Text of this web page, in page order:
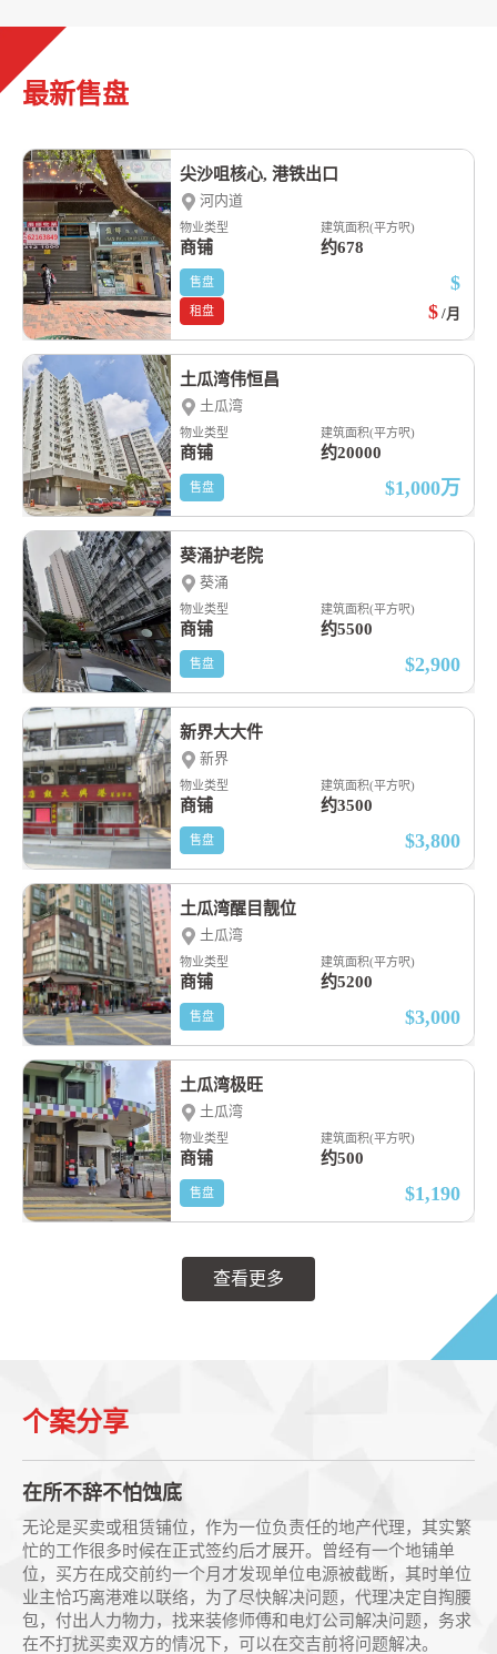
最新售盘
查看更多
尖沙咀核心, 港铁出口
河内道
物业类型
商铺
建筑面积(平方呎)
约678
售盘 $
租盘 $ /月
土瓜湾伟恒昌
土瓜湾
物业类型
商铺
建筑面积(平方呎)
约20000
售盘 $1,000万
葵涌护老院
葵涌
物业类型
商铺
建筑面积(平方呎)
约5500
售盘 $2,900
新界大大件
新界
物业类型
商铺
建筑面积(平方呎)
约3500
售盘 $3,800
土瓜湾醒目靓位
土瓜湾
物业类型
商铺
建筑面积(平方呎)
约5200
售盘 $3,000
土瓜湾极旺
土瓜湾
物业类型
商铺
建筑面积(平方呎)
约500
售盘 $1,190
个案分享
在所不辞不怕蚀底
无论是买卖或租赁铺位，作为一位负责任的地产代理，其实繁
忙的工作很多时候在正式签约后才展开。曾经有一个地铺单
位，买方在成交前约一个月才发现单位电源被截断，其时单位
业主恰巧离港难以联络，为了尽快解决问题，代理决定自掏腰
包，付出人力物力，找来装修师傅和电灯公司解决问题，务求
在不打扰买卖双方的情况下，可以在交吉前将问题解决。